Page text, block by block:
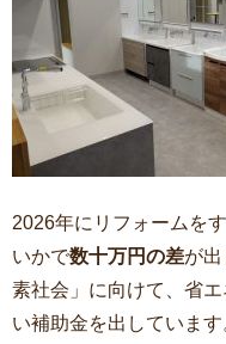
2026年にリフォームを
いかで数十万円の差が
素社会」に向けて、省
い補助金を出しています